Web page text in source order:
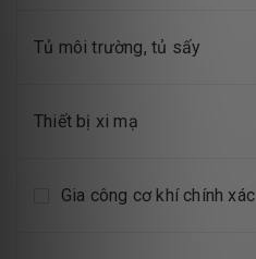
Tủ môi trường, tủ sấy
Thiết bị xi mạ
Gia công cơ khí chính xác